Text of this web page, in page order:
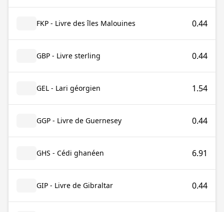
FKP - Livre des îles Malouines 0.44
GBP - Livre sterling 0.44
GEL - Lari géorgien 1.54
GGP - Livre de Guernesey 0.44
GHS - Cédi ghanéen 6.91
GIP - Livre de Gibraltar 0.44